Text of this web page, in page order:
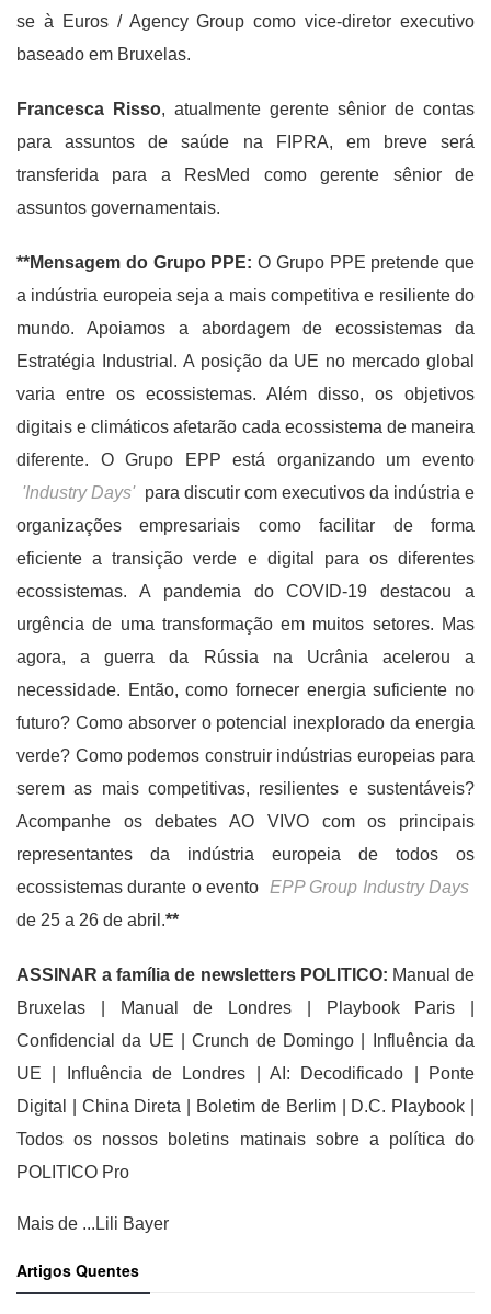
se à Euros / Agency Group como vice-diretor executivo
baseado em Bruxelas.
Francesca Risso, atualmente gerente sênior de contas
para assuntos de saúde na FIPRA, em breve será
transferida para a ResMed como gerente sênior de
assuntos governamentais.
**Mensagem do Grupo PPE: O Grupo PPE pretende que
a indústria europeia seja a mais competitiva e resiliente do
mundo. Apoiamos a abordagem de ecossistemas da
Estratégia Industrial. A posição da UE no mercado global
varia entre os ecossistemas. Além disso, os objetivos
digitais e climáticos afetarão cada ecossistema de maneira
diferente. O Grupo EPP está organizando um evento
'Industry Days' para discutir com executivos da indústria e
organizações empresariais como facilitar de forma
eficiente a transição verde e digital para os diferentes
ecossistemas. A pandemia do COVID-19 destacou a
urgência de uma transformação em muitos setores. Mas
agora, a guerra da Rússia na Ucrânia acelerou a
necessidade. Então, como fornecer energia suficiente no
futuro? Como absorver o potencial inexplorado da energia
verde? Como podemos construir indústrias europeias para
serem as mais competitivas, resilientes e sustentáveis?
Acompanhe os debates AO VIVO com os principais
representantes da indústria europeia de todos os
ecossistemas durante o evento EPP Group Industry Days
de 25 a 26 de abril.**
ASSINAR a família de newsletters POLITICO: Manual de
Bruxelas | Manual de Londres | Playbook Paris |
Confidencial da UE | Crunch de Domingo | Influência da
UE | Influência de Londres | AI: Decodificado | Ponte
Digital | China Direta | Boletim de Berlim | D.C. Playbook |
Todos os nossos boletins matinais sobre a política do
POLITICO Pro
Mais de ...Lili Bayer
Artigos Quentes